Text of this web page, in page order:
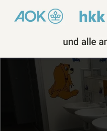
Wasseranschluss – also